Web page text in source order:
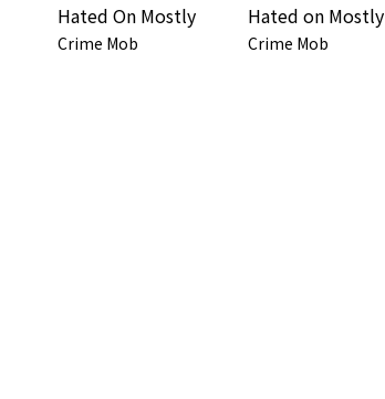
Hated On Mostly
Crime Mob
Hated on Mostly
Crime Mob